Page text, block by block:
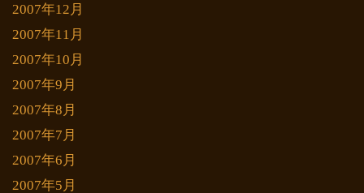
2007年12月
2007年11月
2007年10月
2007年9月
2007年8月
2007年7月
2007年6月
2007年5月